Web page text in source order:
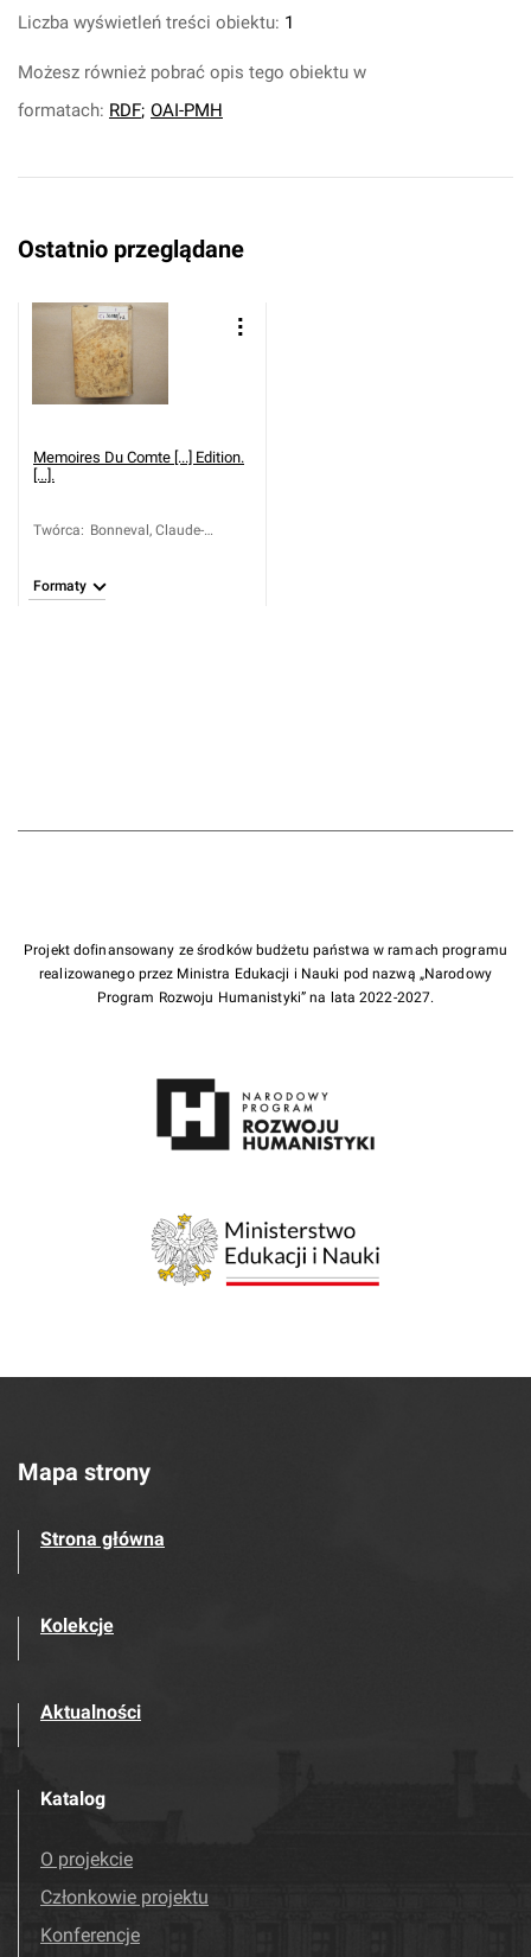
Liczba wyświetleń treści obiektu: 1
Możesz również pobrać opis tego obiektu w
formatach: RDF; OAI-PMH
Ostatnio przeglądane
Memoires Du Comte [...] Edition.
[...].
Twórca: Bonneval, Claude-
Formaty
Projekt dofinansowany ze środków budżetu państwa w ramach programu
realizowanego przez Ministra Edukacji i Nauki pod nazwą „Narodowy
Program Rozwoju Humanistyki” na lata 2022-2027.
Mapa strony
Strona główna
Kolekcje
Aktualności
Katalog
O projekcie
Członkowie projektu
Konferencje